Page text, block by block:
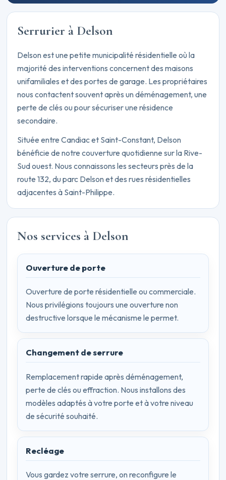
Serrurier à Delson
Delson est une petite municipalité résidentielle où la
majorité des interventions concernent des maisons
unifamiliales et des portes de garage. Les propriétaires
nous contactent souvent après un déménagement, une
perte de clés ou pour sécuriser une résidence
secondaire.
Située entre Candiac et Saint-Constant, Delson
bénéficie de notre couverture quotidienne sur la Rive-
Sud ouest. Nous connaissons les secteurs près de la
route 132, du parc Delson et des rues résidentielles
adjacentes à Saint-Philippe.
Nos services à Delson
Ouverture de porte
Ouverture de porte résidentielle ou commerciale.
Nous privilégions toujours une ouverture non
destructive lorsque le mécanisme le permet.
Changement de serrure
Remplacement rapide après déménagement,
perte de clés ou effraction. Nous installons des
modèles adaptés à votre porte et à votre niveau
de sécurité souhaité.
Recléage
Vous gardez votre serrure, on reconfigure le